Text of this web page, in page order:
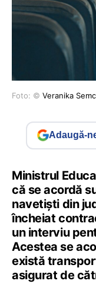
Foto: © Veranika
Adaugă-
Ministrul
că se acordă
navetiști din
încheiat
un interviu
Acestea se
există
asigurat de